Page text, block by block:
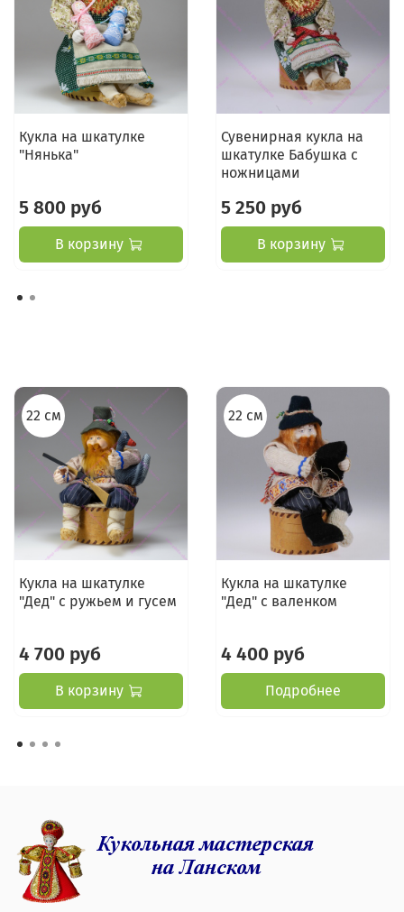
Кукла на шкатулке
"Нянька"
5 800 руб
В корзину
Сувенирная кукла на
шкатулке Бабушка с
ножницами
5 250 руб
В корзину
22 см
Кукла на шкатулке
"Дед" с ружьем и гусем
4 700 руб
В корзину
22 см
Кукла на шкатулке
"Дед" с валенком
4 400 руб
Подробнее